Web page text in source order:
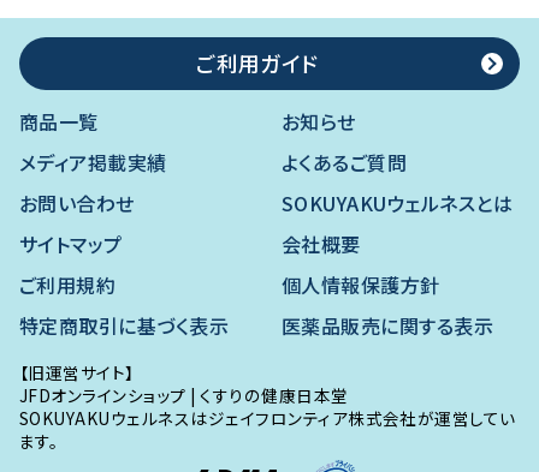
ご利用ガイド
商品一覧
お知らせ
メディア掲載実績
よくあるご質問
お問い合わせ
SOKUYAKUウェルネスとは
サイトマップ
会社概要
ご利用規約
個人情報保護方針
特定商取引に基づく表示
医薬品販売に関する表示
【旧運営サイト】
JFDオンラインショップ |くすりの健康日本堂
SOKUYAKUウェルネスはジェイフロンティア株式会社が運営してい
ます。